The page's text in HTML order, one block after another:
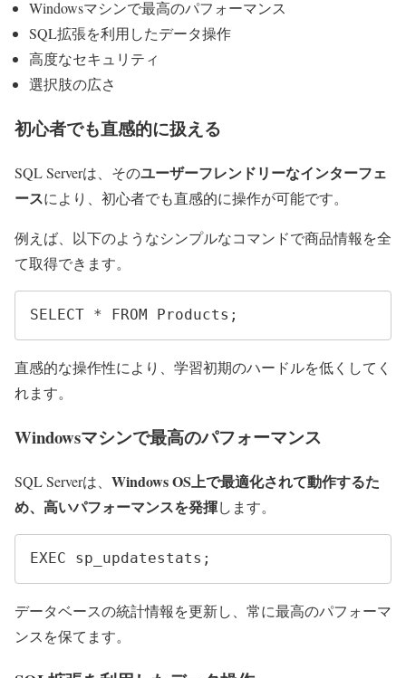
Windowsマシンで最高のパフォーマンス
SQL拡張を利用したデータ操作
高度なセキュリティ
選択肢の広さ
初心者でも直感的に扱える
SQL Serverは、そのユーザーフレンドリーなインターフェ
ースにより、初心者でも直感的に操作が可能です。
例えば、以下のようなシンプルなコマンドで商品情報を全
て取得できます。
SELECT * FROM Products;
直感的な操作性により、学習初期のハードルを低くしてく
れます。
Windowsマシンで最高のパフォーマンス
SQL Serverは、 Windows OS上で最適化されて動作するた
め、高いパフォーマンスを発揮します。
EXEC sp_updatestats;
データベースの統計情報を更新し、常に最高のパフォーマ
ンスを保てます。